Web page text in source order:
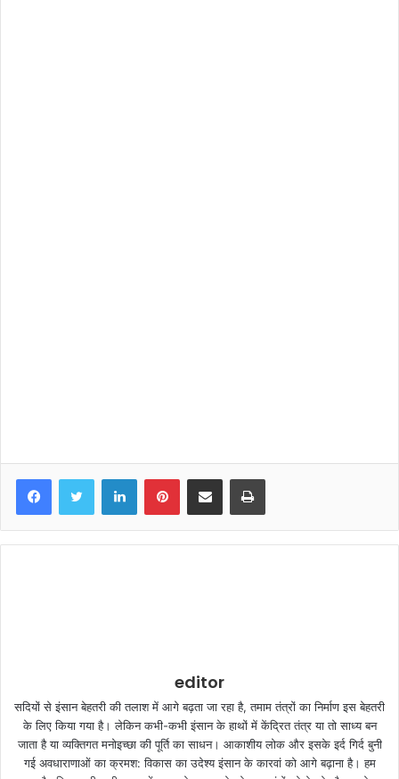
editor
सदियों से इंसान बेहतरी की तलाश में आगे बढ़ता जा रहा है, तमाम तंत्रों का निर्माण इस बेहतरी
के लिए किया गया है। लेकिन कभी-कभी इंसान के हाथों में केंद्रित तंत्र या तो साध्य बन
जाता है या व्यक्तिगत मनोइच्छा की पूर्ति का साधन। आकाशीय लोक और इसके इर्द गिर्द बुनी
गई अवधाराणाओं का क्रमश: विकास का उदेश्य इंसान के कारवां को आगे बढ़ाना है। हम